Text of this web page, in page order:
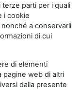
terze parti per i quali
i cookie
a conservarli
di cui
di elementi
pagine web di altri
dalla presente